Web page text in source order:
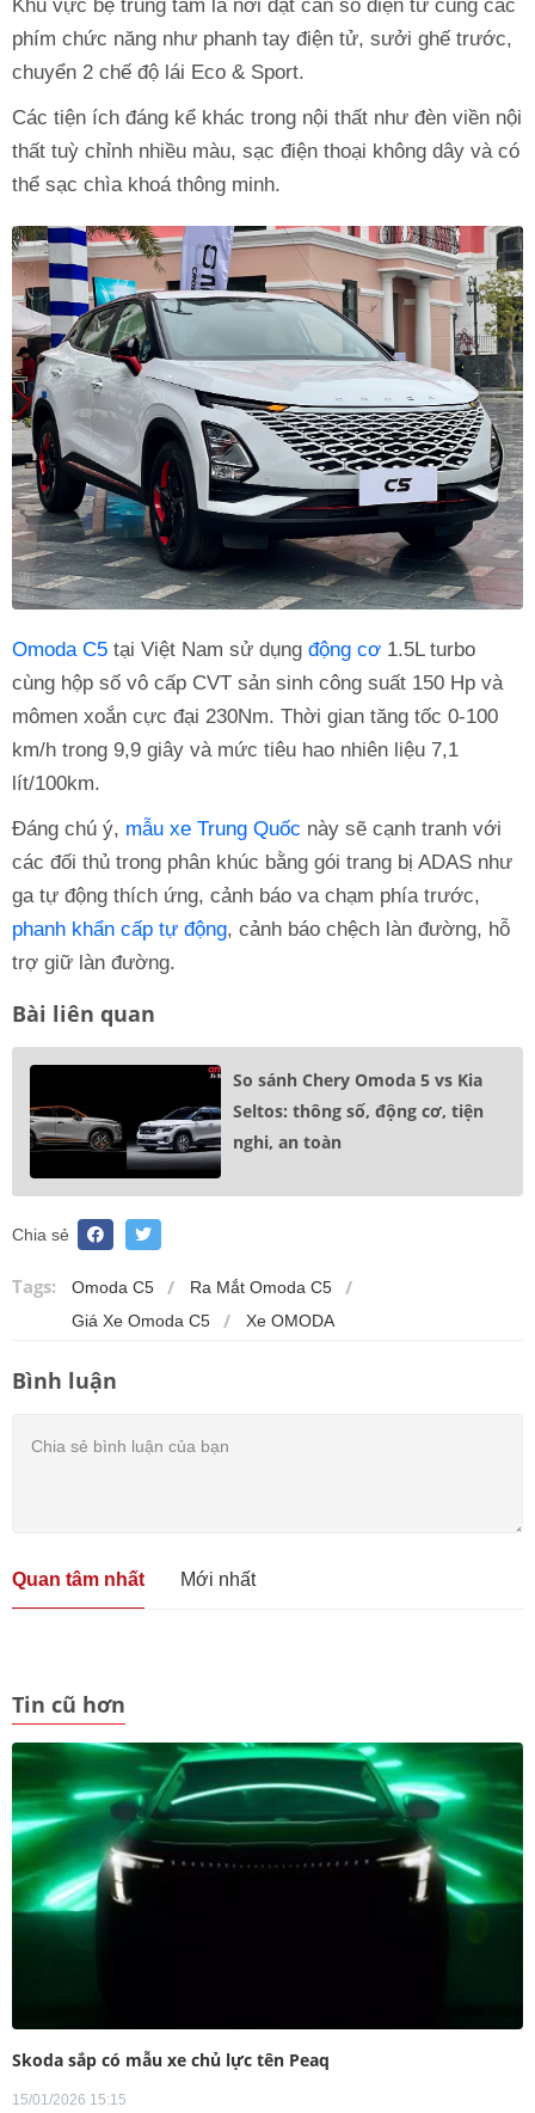
Khu vực bệ trung tâm là nơi đặt cần số điện tử cùng các
phím chức năng như phanh tay điện tử, sưởi ghế trước,
chuyển 2 chế độ lái Eco & Sport.
Các tiện ích đáng kể khác trong nội thất như đèn viền nội
thất tuỳ chỉnh nhiều màu, sạc điện thoại không dây và có
thể sạc chìa khoá thông minh.
Omoda C5 tại Việt Nam sử dụng động cơ 1.5L turbo
cùng hộp số vô cấp CVT sản sinh công suất 150 Hp và
mômen xoắn cực đại 230Nm. Thời gian tăng tốc 0-100
km/h trong 9,9 giây và mức tiêu hao nhiên liệu 7,1
lít/100km.
Đáng chú ý, mẫu xe Trung Quốc này sẽ cạnh tranh với
các đối thủ trong phân khúc bằng gói trang bị ADAS như
ga tự động thích ứng, cảnh báo va chạm phía trước,
phanh khẩn cấp tự động, cảnh báo chệch làn đường, hỗ
trợ giữ làn đường.
Bài liên quan
So sánh Chery Omoda 5 vs Kia
Seltos: thông số, động cơ, tiện
nghi, an toàn
Chia sẻ
Tags: Omoda C5
Ra Mắt Omoda C5
Giá Xe Omoda C5
Xe OMODA
Bình luận
Quan tâm nhất Mới nhất
Tin cũ hơn
Skoda sắp có mẫu xe chủ lực tên Peaq
15/01/2026 15:15